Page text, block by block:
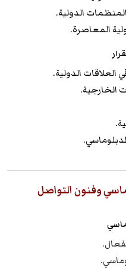
الدولية.
المعاصرة.
العلاقات الدولية.
الخارجية.
وفنون التواصل